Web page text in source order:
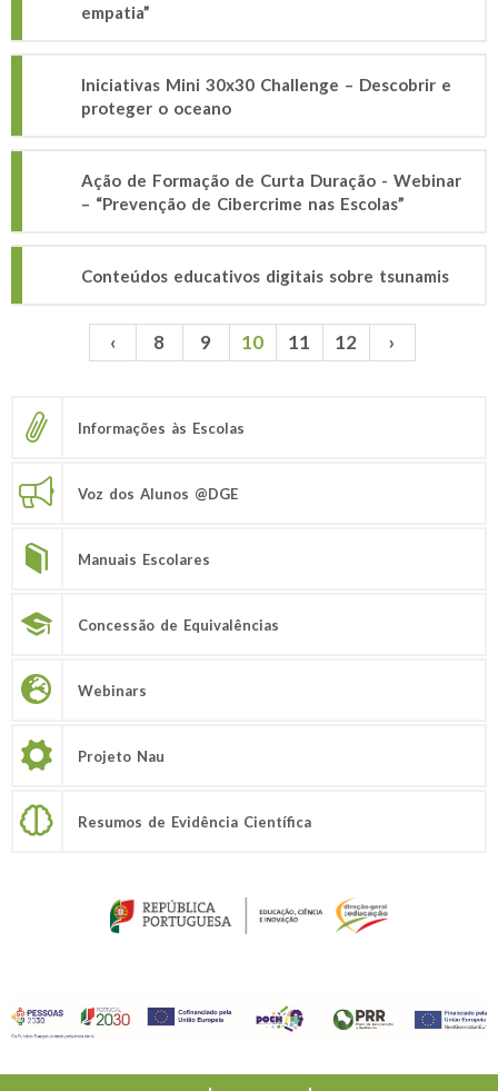
empatia”
Iniciativas Mini 30x30 Challenge – Descobrir e
proteger o oceano
Ação de Formação de Curta Duração - Webinar
– “Prevenção de Cibercrime nas Escolas”
Conteúdos educativos digitais sobre tsunamis
Páginas ‹ 8 9 10 11 12 ›
Informações às Escolas
Voz dos Alunos @DGE
Manuais Escolares
Concessão de Equivalências
Webinars
Projeto Nau
Resumos de Evidência Científica